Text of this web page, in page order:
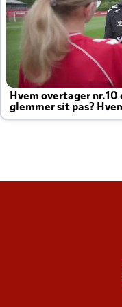
Hvem overtager nr.10
glemmer sit pas?
altid til efter kampe?